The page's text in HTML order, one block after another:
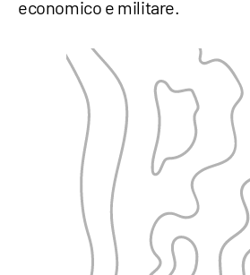
economico e militare.